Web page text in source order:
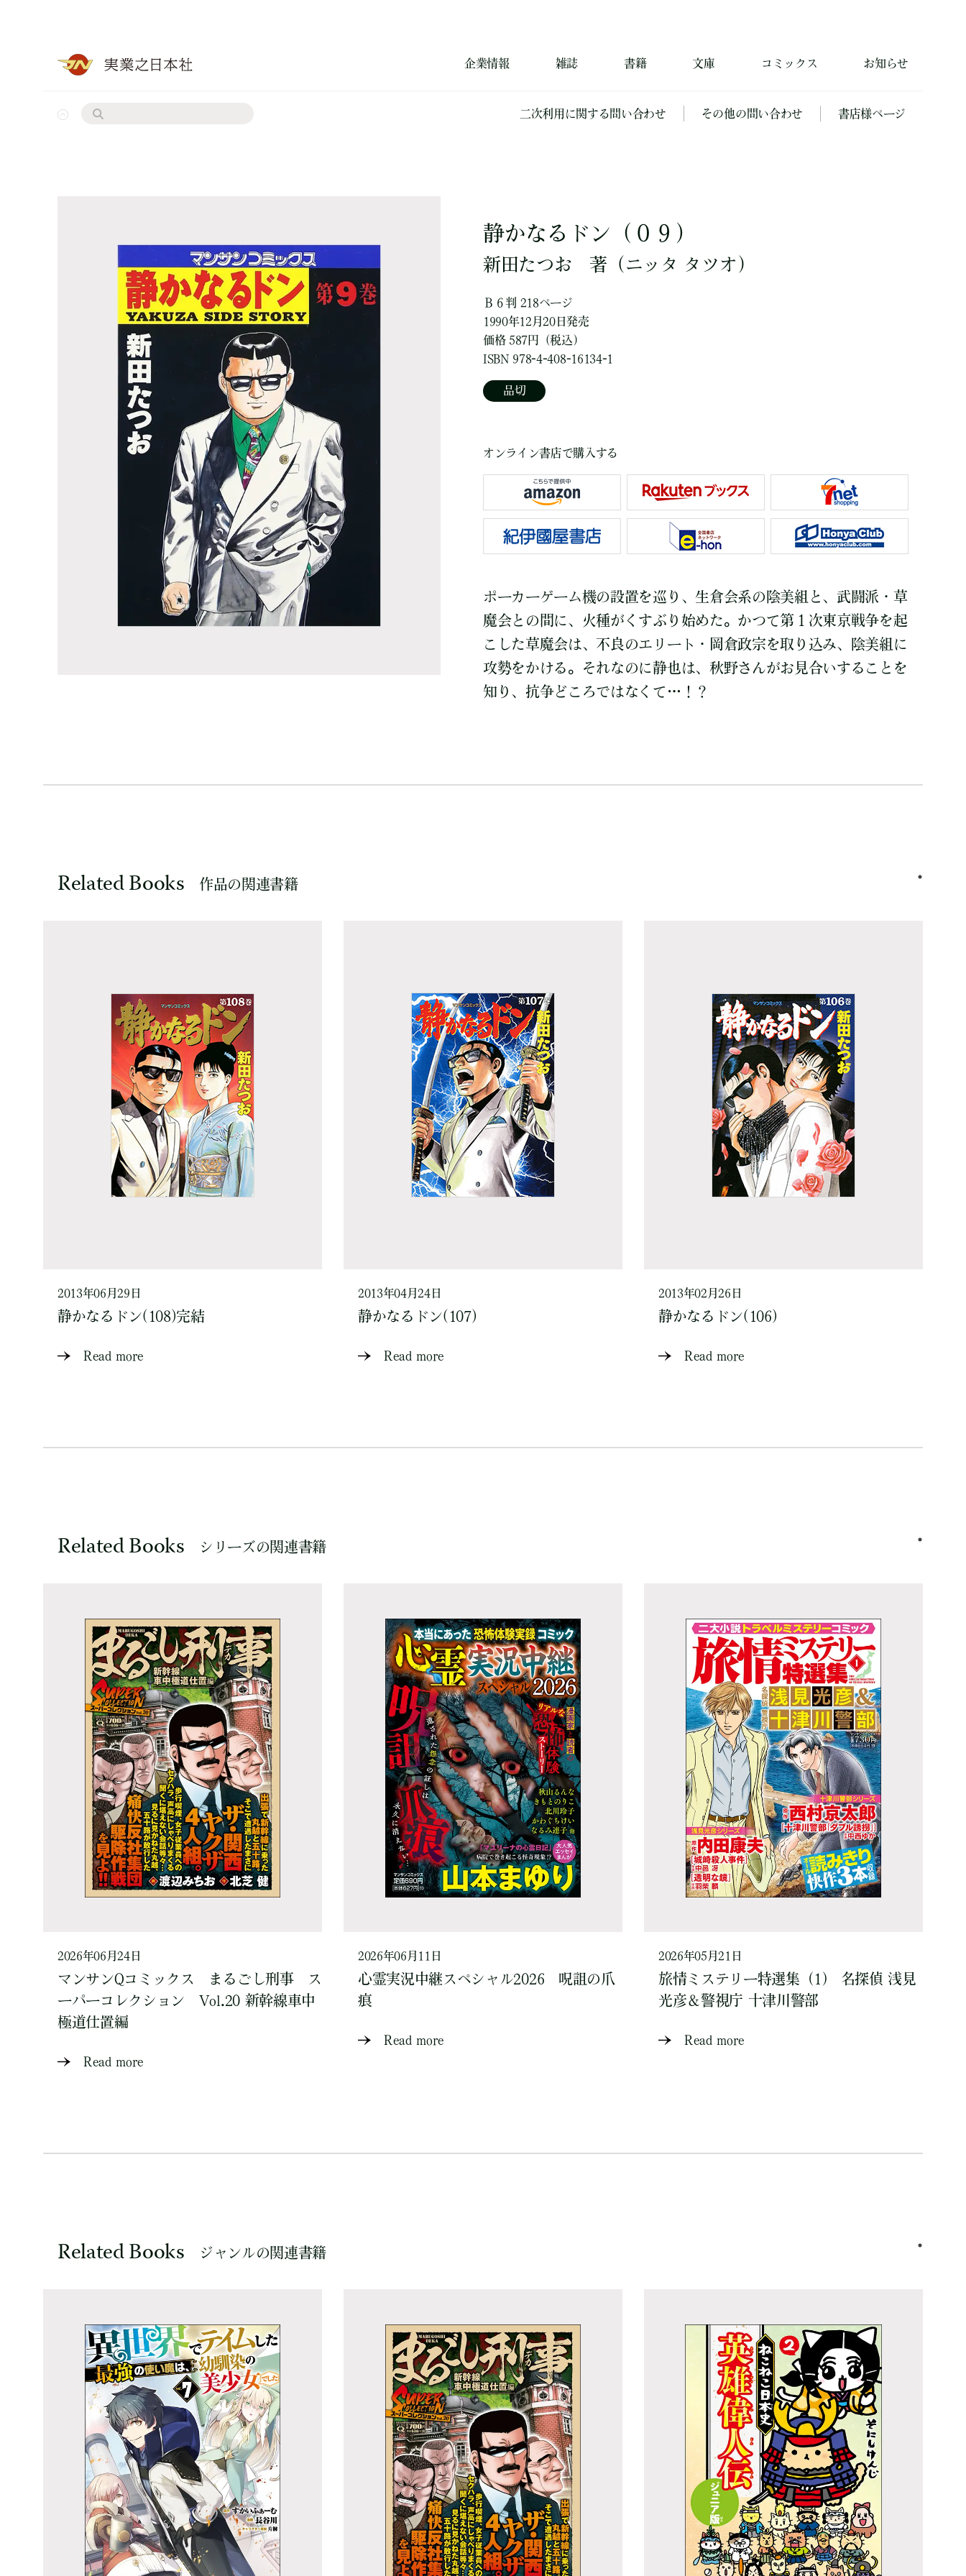
企業情報 雑誌 書籍 文庫 コミックス お知らせ
二次利用に関する問い合わせ その他の問い合わせ 書店様ページ
静かなるドン（０９）
新田たつお 著 （ニッタ タツオ）
Ｂ６判 218ページ
1990年12月20日発売
価格 587円（税込）
ISBN 978-4-408-16134-1
品切
オンライン書店で購入する
ポーカーゲーム機の設置を巡り、生倉会系の陰美組と、武闘派・草
魔会との間に、火種がくすぶり始めた。かつて第１次東京戦争を起
こした草魔会は、不良のエリート・岡倉政宗を取り込み、陰美組に
攻勢をかける。それなのに静也は、秋野さんがお見合いすることを
知り、抗争どころではなくて…！？
Related Books 作品の関連書籍
2013年06月29日
静かなるドン(108)完結
Read more
2013年04月24日
静かなるドン(107)
Read more
2013年02月26日
静かなるドン(106)
Read more
Related Books シリーズの関連書籍
2026年06月24日
マンサンQコミックス まるごし刑事 ス
ーパーコレクション Vol.20 新幹線車中
極道仕置編
Read more
2026年06月11日
心霊実況中継スペシャル2026 呪詛の爪
痕
Read more
2026年05月21日
旅情ミステリー特選集（1） 名探偵 浅見
光彦＆警視庁 十津川警部
Read more
Related Books ジャンルの関連書籍